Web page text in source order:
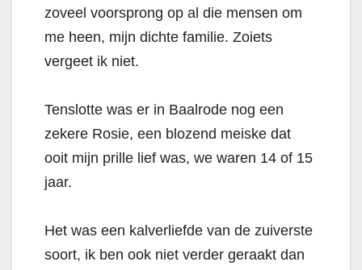
zoveel voorsprong op al die mensen om
me heen, mijn dichte familie. Zoiets
vergeet ik niet.
Tenslotte was er in Baalrode nog een
zekere Rosie, een blozend meiske dat
ooit mijn prille lief was, we waren 14 of 15
jaar.
Het was een kalverliefde van de zuiverste
soort, ik ben ook niet verder geraakt dan